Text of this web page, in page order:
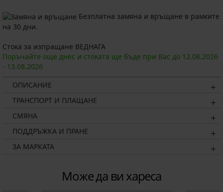
Безплатна замяна и връщане в рамките
на 30 дни.
Стока за изпращане ВЕДНАГА
Поръчайте още днес и стоката ще бъде при Вас до 12.08.2026
- 13.08.2026
ОПИСАНИЕ
ТРАНСПОРТ И ПЛАЩАНЕ
СМЯНА
ПОДДРЪЖКА И ПРАНЕ
ЗА МАРКАТА
Може да ви хареса